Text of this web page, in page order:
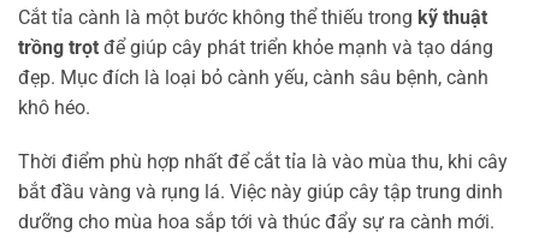
Cắt tỉa cành là một bước không thể thiếu trong kỹ thuật
trồng trọt để giúp cây phát triển khỏe mạnh và tạo dáng
đẹp. Mục đích là loại bỏ cành yếu, cành sâu bệnh, cành
khô héo.
Thời điểm phù hợp nhất để cắt tỉa là vào mùa thu, khi cây
bắt đầu vàng và rụng lá. Việc này giúp cây tập trung dinh
dưỡng cho mùa hoa sắp tới và thúc đẩy sự ra cành mới.